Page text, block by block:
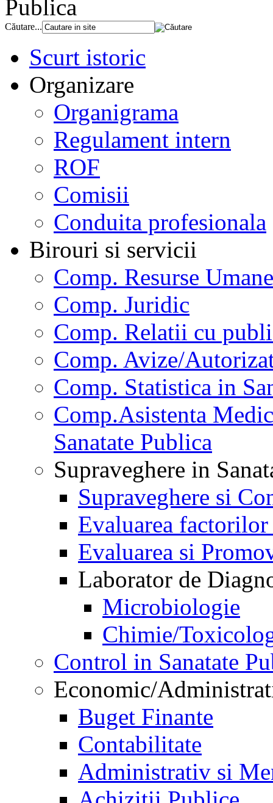
Publica
Căutare...
Scurt istoric
Organizare
Organigrama
Regulament intern
ROF
Comisii
Conduita profesionala
Birouri si servicii
Comp. Resurse Umane
Comp. Juridic
Comp. Relatii cu
Comp. Avize/
Comp. Statistica in
Comp.Asistenta
Sanatate Publica
Supraveghere in
Supraveghere si
Evaluarea
Evaluarea si
Laborator de
Microbiologie
Chimie/
Control in Sanatate
Economic/
Buget Finante
Contabilitate
Administrativ si